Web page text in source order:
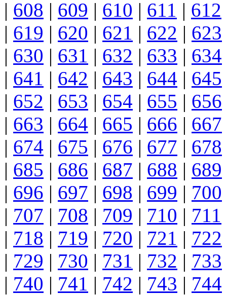
| 608 | 609 | 610 | 611 | 612
| 619 | 620 | 621 | 622 | 623
| 630 | 631 | 632 | 633 | 634
| 641 | 642 | 643 | 644 | 645
| 652 | 653 | 654 | 655 | 656
| 663 | 664 | 665 | 666 | 667
| 674 | 675 | 676 | 677 | 678
| 685 | 686 | 687 | 688 | 689
| 696 | 697 | 698 | 699 | 700
| 707 | 708 | 709 | 710 | 711
| 718 | 719 | 720 | 721 | 722
| 729 | 730 | 731 | 732 | 733
| 740 | 741 | 742 | 743 | 744